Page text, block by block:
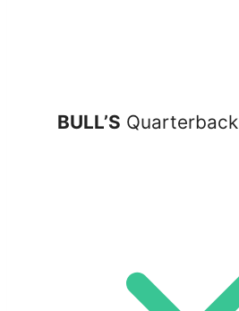
BULL’S Quarterback